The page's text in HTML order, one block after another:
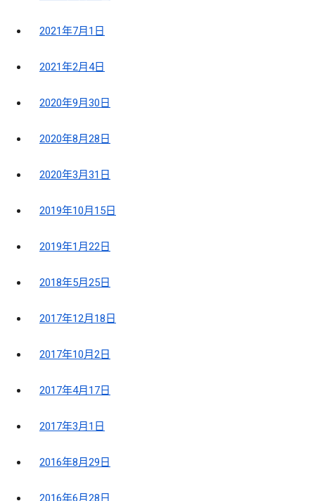
2021年7月1日
2021年2月4日
2020年9月30日
2020年8月28日
2020年3月31日
2019年10月15日
2019年1月22日
2018年5月25日
2017年12月18日
2017年10月2日
2017年4月17日
2017年3月1日
2016年8月29日
2016年6月28日